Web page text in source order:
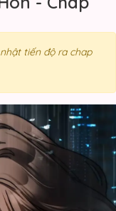
tiến độ ra chap